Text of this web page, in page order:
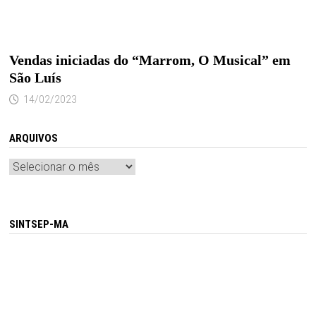
Vendas iniciadas do “Marrom, O Musical” em
São Luís
14/02/2023
ARQUIVOS
Arquivos
SINTSEP-MA